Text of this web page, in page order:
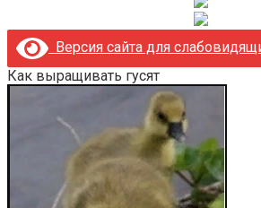
Версия сайта для
Как выращивать гусят